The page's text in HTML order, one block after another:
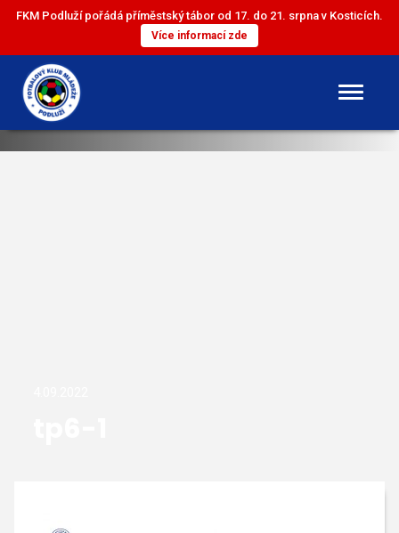
FKM Podluží pořádá příměstský tábor od 17. do 21. srpna v Kosticích.
Více informací zde
DOROST